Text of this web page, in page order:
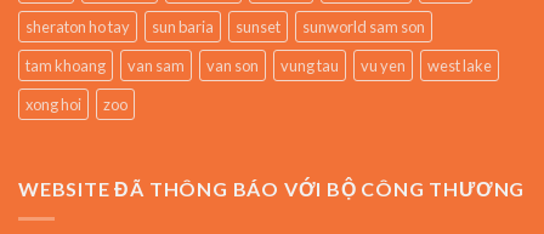
sheraton ho tay
sun baria sunset
sunworld sam son
tam khoang
van sam van son vung tau vu yen
west lake
xong hoi
zoo
WEBSITE ĐÃ THÔNG BÁO VỚI BỘ CÔNG THƯƠNG